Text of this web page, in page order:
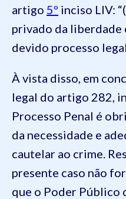
artigo 5º inciso LIV:
privado da liberdade
devido processo
À vista disso, em
legal do artigo 282,
Processo Penal é
da necessidade e
cautelar ao crime.
presente caso não
que o Poder Público